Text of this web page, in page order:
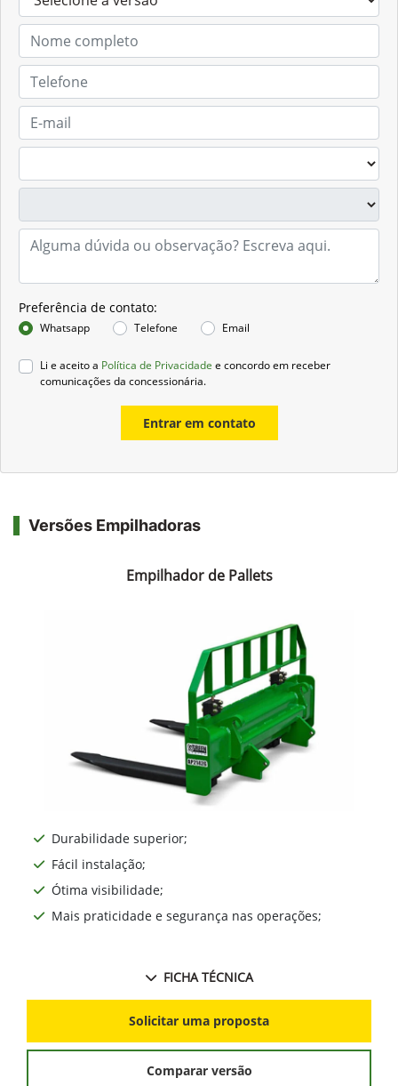
Preferência de contato:
Whatsapp Telefone Email
Li e aceito a Política de Privacidade e concordo em receber
comunicações da concessionária.
Entrar em contato
Versões Empilhadoras
Empilhador de Pallets
Durabilidade superior;
Fácil instalação;
Ótima visibilidade;
Mais praticidade e segurança nas operações;
FICHA TÉCNICA
Solicitar uma proposta
Comparar versão